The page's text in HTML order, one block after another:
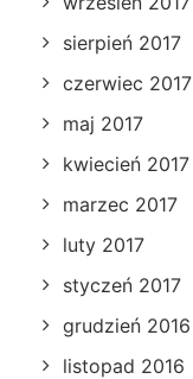
sierpień 2017
czerwiec 2017
maj 2017
kwiecień 2017
marzec 2017
luty 2017
styczeń 2017
grudzień 2016
listopad 2016